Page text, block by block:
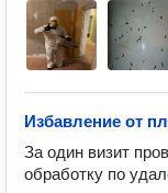
Избавление от
За один визит
обработку по